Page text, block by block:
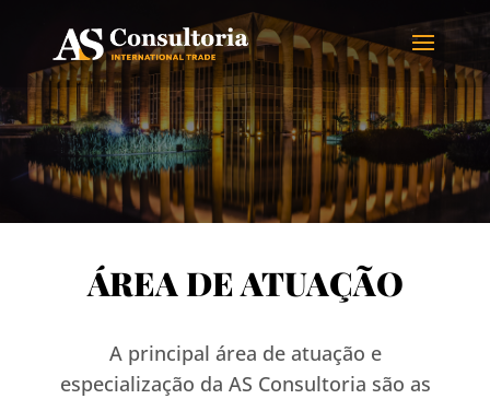
ÁREA DE ATUAÇÃO
A principal área de atuação e
especialização da AS Consultoria são as